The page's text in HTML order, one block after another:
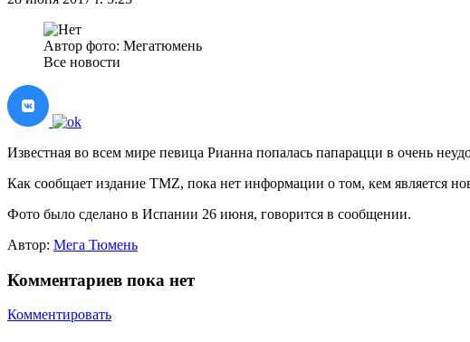
Автор фото: Мегатюмень
Все новости
Известная во всем мире певица Рианна попалась папарацци в очень
Как сообщает издание TMZ, пока нет информации о том, кем является
Фото было сделано в Испании 26 июня, говорится в сообщении.
Автор: Мега Тюмень
Комментариев пока нет
Комментировать